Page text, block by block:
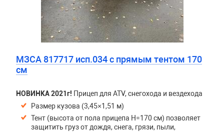
МЗСА 817717 исп.034 с прямым тентом 170
см
НОВИНКА 2021г! Прицеп для ATV, снегохода и вездехода
Размер кузова (3,45×1,51 м)
Тент (высота от пола прицепа H=170 см) позволяет
защитить груз от дождя, снега, грязи, пыли,